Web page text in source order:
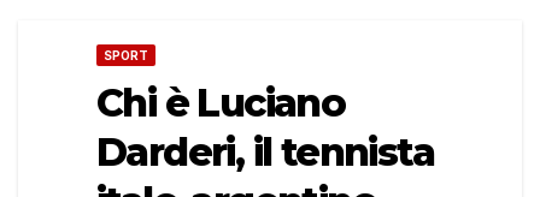
SPORT
Chi è Luciano
Darderi, il tennista